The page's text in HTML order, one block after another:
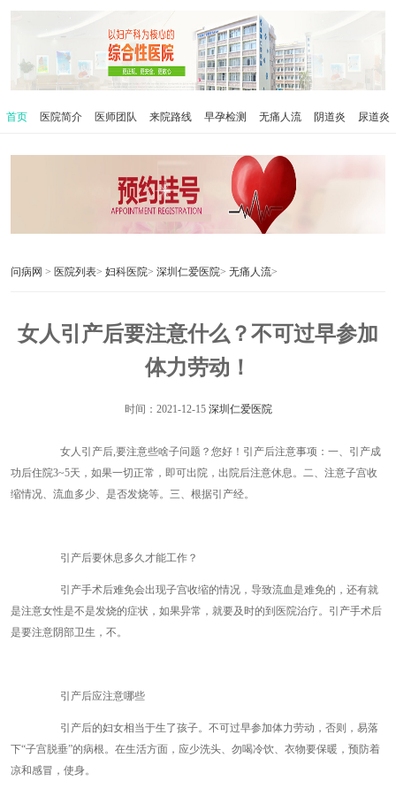
首页 医院简介 医师团队 来院路线 早孕检测 无痛人流 阴道炎 尿道炎
问病网 > 医院列表> 妇科医院> 深圳仁爱医院> 无痛人流>
女人引产后要注意什么？不可过早参加
体力劳动！
时间：2021-12-15 深圳仁爱医院
女人引产后,要注意些啥子问题？您好！引产后注意事项：一、引产成
功后住院3~5天，如果一切正常，即可出院，出院后注意休息。二、注意子宫收
缩情况、流血多少、是否发烧等。三、根据引产经。
引产后要休息多久才能工作？
引产手术后难免会出现子宫收缩的情况，导致流血是难免的，还有就
是注意女性是不是发烧的症状，如果异常，就要及时的到医院治疗。引产手术后
是要注意阴部卫生，不。
引产后应注意哪些
引产后的妇女相当于生了孩子。不可过早参加体力劳动，否则，易落
下“子宫脱垂”的病根。在生活方面，应少洗头、勿喝冷饮、衣物要保暖，预防着
凉和感冒，使身。